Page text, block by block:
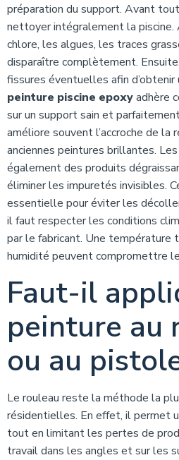
préparation du support. Avant
nettoyer intégralement la piscine.
chlore, les algues, les traces
disparaître complètement.
fissures éventuelles afin
peinture piscine epoxyadhère
sur un support sain et
améliore souvent l’accroche de la
anciennes peintures brillantes.
également des produits
éliminer les impuretés invisibles.
essentielle pour éviter les
il faut respecter les conditions
par le fabricant. Une température
humidité peuvent compromettre
Faut-il
peinture au
ou au
Le rouleau reste la méthode la
résidentielles. En effet, il permet
tout en limitant les pertes de
travail dans les angles et sur les